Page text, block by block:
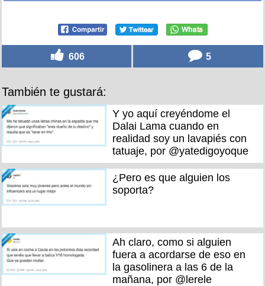
606 5
También te gustará:
Y yo aquí creyéndome el
Dalai Lama cuando en
realidad soy un lavapiés con
tatuaje, por @yatedigoyoque
¿Pero es que alguien los
soporta?
Ah claro, como si alguien
fuera a acordarse de eso en
la gasolinera a las 6 de la
mañana, por @lerele